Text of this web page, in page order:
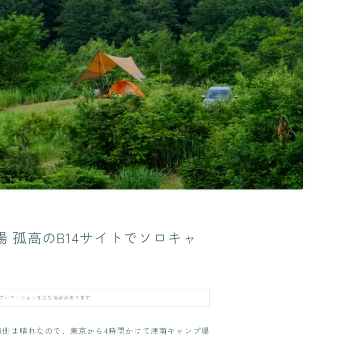
孤高のB14サイトでソロキャ
ロモーションを含む場合があります
は晴れなので、東京から4時間かけて津南キャンプ場